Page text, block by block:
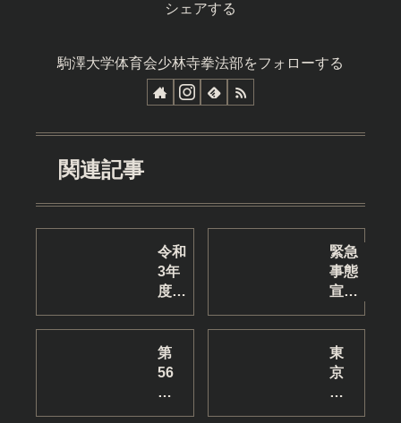
シェアする
駒澤大学体育会少林寺拳法部をフォローする
関連記事
令和
3年
度
総会
を行
いま
緊急
事態
宣言
練習
につ
いて
第
56
回
東
京
農